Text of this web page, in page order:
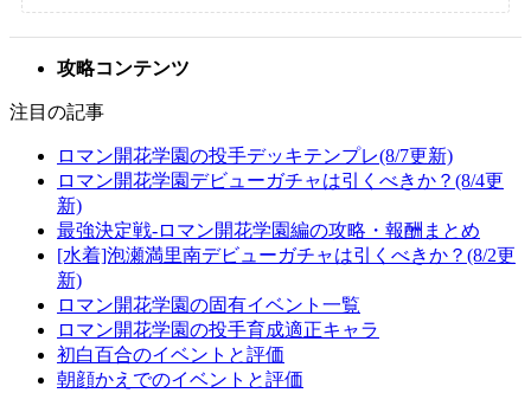
攻略コンテンツ
注目の記事
ロマン開花学園の投手デッキテンプレ(8/7更新)
ロマン開花学園デビューガチャは引くべきか？(8/4更
新)
最強決定戦-ロマン開花学園編の攻略・報酬まとめ
[水着]泡瀬満里南デビューガチャは引くべきか？(8/2更
新)
ロマン開花学園の固有イベント一覧
ロマン開花学園の投手育成適正キャラ
初白百合のイベントと評価
朝顔かえでのイベントと評価